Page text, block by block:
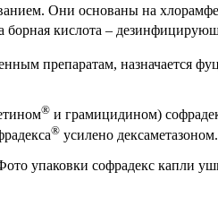
Они основаны на
борная кислота –
препаратам, назначается
® и грамицидином)
® усилено дексаметазоном.